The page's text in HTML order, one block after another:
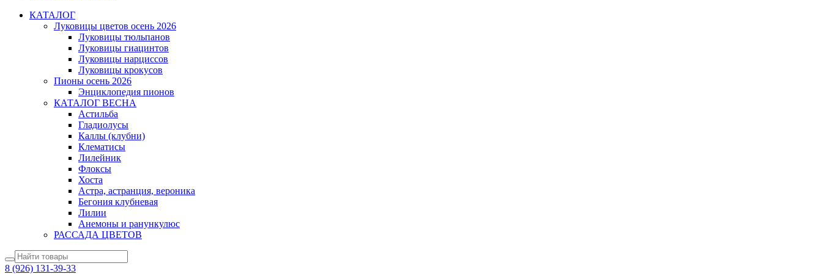
КАТАЛОГ
Луковицы цветов осень 2026
Луковицы тюльпанов
Луковицы гиацинтов
Луковицы нарциссов
Луковицы крокусов
Пионы осень 2026
Энциклопедия пионов
КАТАЛОГ ВЕСНА
Астильба
Гладиолусы
Каллы (клубни)
Клематисы
Лилейник
Флоксы
Хоста
Астра, астранция, вероника
Бегония клубневая
Лилии
Анемоны и ранункулюс
РАССАДА ЦВЕТОВ
8 (926) 131-39-33